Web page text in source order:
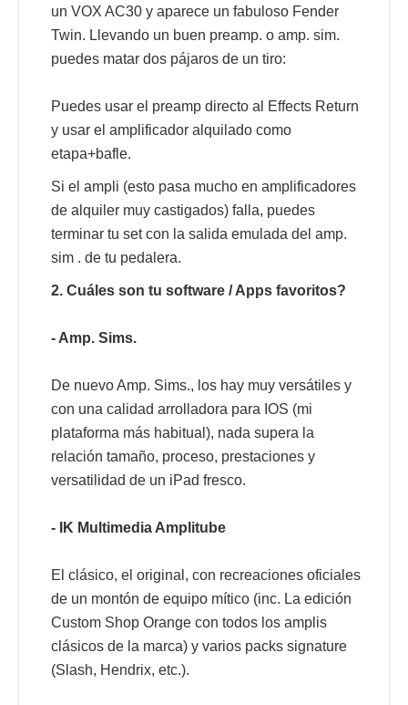
un VOX AC30 y aparece un fabuloso Fender
Twin. Llevando un buen preamp. o amp. sim.
puedes matar dos pájaros de un tiro:
Puedes usar el preamp directo al Effects Return
y usar el amplificador alquilado como
etapa+bafle.
Si el ampli (esto pasa mucho en amplificadores
de alquiler muy castigados) falla, puedes
terminar tu set con la salida emulada del amp.
sim . de tu pedalera.
2. Cuáles son tu software / Apps favoritos?
- Amp. Sims.
De nuevo Amp. Sims., los hay muy versátiles y
con una calidad arrolladora para IOS (mi
plataforma más habitual), nada supera la
relación tamaño, proceso, prestaciones y
versatilidad de un iPad fresco.
- IK Multimedia Amplitube
El clásico, el original, con recreaciones oficiales
de un montón de equipo mítico (inc. La edición
Custom Shop Orange con todos los amplis
clásicos de la marca) y varios packs signature
(Slash, Hendrix, etc.).